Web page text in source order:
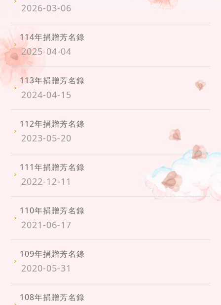
2026-03-06
114年捐贈芳名錄
2025-04-04
113年捐贈芳名錄
2024-04-15
112年捐贈芳名錄
2023-05-20
111年捐贈芳名錄
2022-12-11
110年捐贈芳名錄
2021-06-17
109年捐贈芳名錄
2020-05-31
108年捐贈芳名錄